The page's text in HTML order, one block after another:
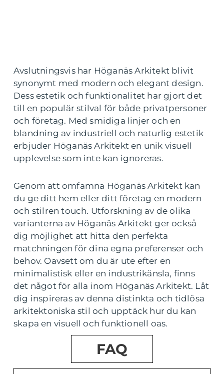
Avslutningsvis har Höganäs Arkitekt blivit
synonymt med modern och elegant design.
Dess estetik och funktionalitet har gjort det
till en populär stilval för både privatpersoner
och företag. Med smidiga linjer och en
blandning av industriell och naturlig estetik
erbjuder Höganäs Arkitekt en unik visuell
upplevelse som inte kan ignoreras.
Genom att omfamna Höganäs Arkitekt kan
du ge ditt hem eller ditt företag en modern
och stilren touch. Utforskning av de olika
varianterna av Höganäs Arkitekt ger också
dig möjlighet att hitta den perfekta
matchningen för dina egna preferenser och
behov. Oavsett om du är ute efter en
minimalistisk eller en industrikänsla, finns
det något för alla inom Höganäs Arkitekt. Låt
dig inspireras av denna distinkta och tidlösa
arkitektoniska stil och upptäck hur du kan
skapa en visuell och funktionell oas.
FAQ